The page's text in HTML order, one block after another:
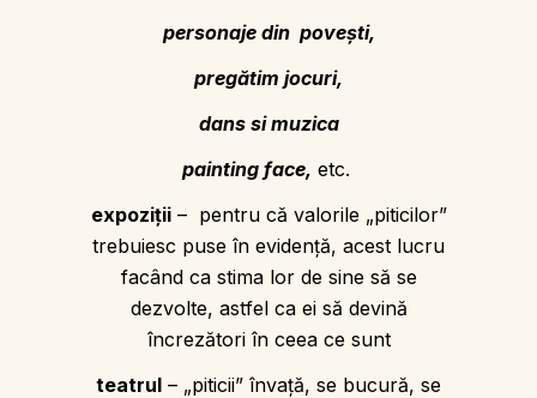
personaje din povești,
pregătim jocuri,
dans si muzica
painting face, etc.
expoziţii– pentru că valorile „piticilor”
trebuiesc puse în evidenţă, acest lucru
facând ca stima lor de sine să se
dezvolte, astfel ca ei să devină
încrezători în ceea ce sunt
teatrul – „piticii” învaţă, se bucură, se